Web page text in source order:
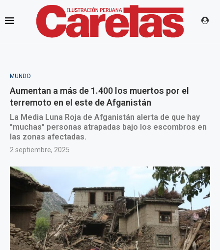
MUNDO
Aumentan a más de 1.400 los muertos por el
terremoto en el este de Afganistán
La Media Luna Roja de Afganistán alerta de que hay
"muchas" personas atrapadas bajo los escombros en
las zonas afectadas.
2 septiembre, 2025